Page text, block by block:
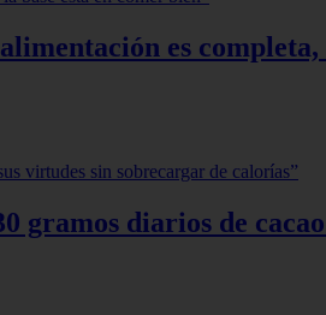
es completa,
gramos diarios de